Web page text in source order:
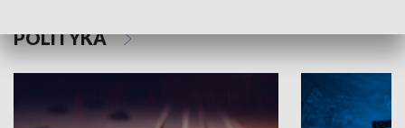
POLITYKA